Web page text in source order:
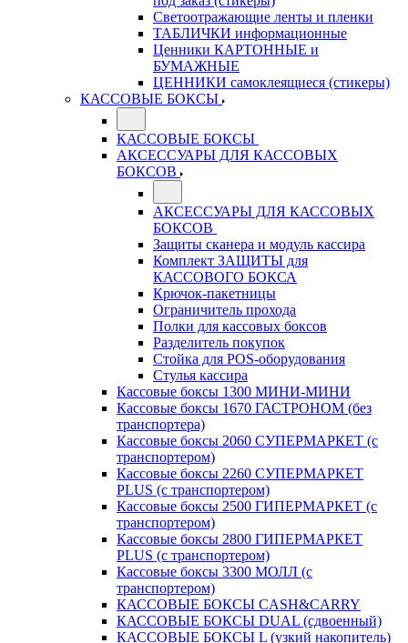
Светоотражающие ленты и пленки
ТАБЛИЧКИ информационные
Ценники КАРТОННЫЕ и
БУМАЖНЫЕ
ЦЕННИКИ самоклеящиеся (стикеры)
КАССОВЫЕ БОКСЫ
КАССОВЫЕ БОКСЫ
АКСЕССУАРЫ ДЛЯ КАССОВЫХ
БОКСОВ
АКСЕССУАРЫ ДЛЯ КАССОВЫХ
БОКСОВ
Защиты сканера и модуль кассира
Комплект ЗАЩИТЫ для
КАССОВОГО БОКСА
Крючок-пакетницы
Ограничитель прохода
Полки для кассовых боксов
Разделитель покупок
Стойка для POS-оборудования
Стулья кассира
Кассовые боксы 1300 МИНИ-МИНИ
Кассовые боксы 1670 ГАСТРОНОМ (без
транспортера)
Кассовые боксы 2060 СУПЕРМАРКЕТ (с
транспортером)
Кассовые боксы 2260 СУПЕРМАРКЕТ
PLUS (с транспортером)
Кассовые боксы 2500 ГИПЕРМАРКЕТ (с
транспортером)
Кассовые боксы 2800 ГИПЕРМАРКЕТ
PLUS (с транспортером)
Кассовые боксы 3300 МОЛЛ (с
транспортером)
КАССОВЫЕ БОКСЫ CASH&CARRY
КАССОВЫЕ БОКСЫ DUAL (сдвоенный)
КАССОВЫЕ БОКСЫ L (узкий накопитель)